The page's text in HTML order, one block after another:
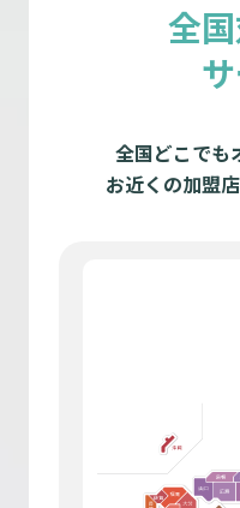
全
全国どこでも
お近くの加盟